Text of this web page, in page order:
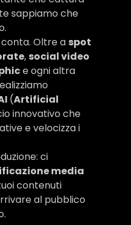
sappiamo che
conta. Oltre a spot
, social video
e ogni altra
(Artificial
innovativo che
e velocizza i
ci
media
contenuti
al pubblico